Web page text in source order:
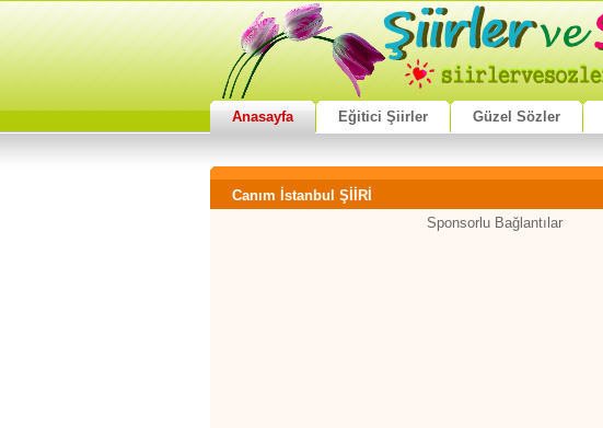
Anasayfa Eğitici Şiirler Güzel Sözler
Canım İstanbul ŞİİRİ
Sponsorlu Bağlantılar